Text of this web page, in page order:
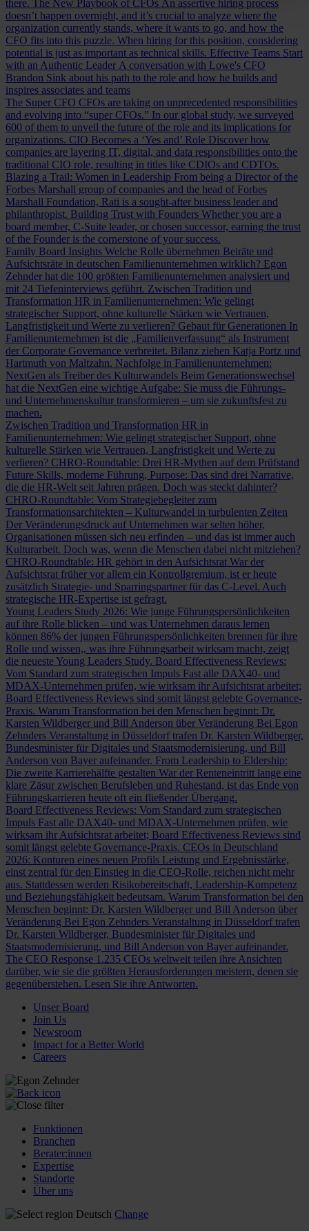
there. The New Playbook of CFOs An assertive hiring process
doesn’t happen overnight, and it’s crucial to analyze where the
organization currently stands, where it wants to go, and how the
CFO fits into this puzzle. When hiring for this position, considering
potential is just as important as technical skills. Effective Teams Start
with an Authentic Leader A conversation with Lowe's CFO
Brandon Sink about his path to the role and how he builds and
inspires associates and teams
The Super CFO CFOs are taking on unprecedented responsibilities
and evolving into “super CFOs.” In our global study, we surveyed
600 of them to unveil the future of the role and its implications for
organizations. CIO Becomes a ‘Yes and’ Role Discover how
companies are layering IT, digital, and data responsibilities onto the
traditional CIO role, resulting in titles like CDIOs and CDTOs.
Blazing a Trail: Women in Leadership From being a Director of the
Forbes Marshall group of companies and the head of Forbes
Marshall Foundation, Rati is a sought-after business leader and
philanthropist. Building Trust with Founders Whether you are a
board member, C-Suite leader, or chosen successor, earning the trust
of the Founder is the cornerstone of your success.
Family Board Insights Welche Rolle übernehmen Beiräte und
Aufsichtsräte in deutschen Familienunternehmen wirklich? Egon
Zehnder hat die 100 größten Familienunternehmen analysiert und
mit 24 Tiefeninterviews geführt. Zwischen Tradition und
Transformation HR in Familienunternehmen: Wie gelingt
strategischer Support, ohne kulturelle Stärken wie Vertrauen,
Langfristigkeit und Werte zu verlieren? Gebaut für Generationen In
Familienunternehmen ist die „Familienverfassung“ als Instrument
der Corporate Governance verbreitet. Bilanz ziehen Katja Portz und
Hartmuth von Maltzahn. Nachfolge in Familienunternehmen:
NextGen als Treiber des Kulturwandels Beim Generationswechsel
hat die NextGen eine wichtige Aufgabe: Sie muss die Führungs-
und Unternehmenskultur transformieren – um sie zukunftsfest zu
machen.
Zwischen Tradition und Transformation HR in
Familienunternehmen: Wie gelingt strategischer Support, ohne
kulturelle Stärken wie Vertrauen, Langfristigkeit und Werte zu
verlieren? CHRO-Roundtable: Drei HR-Mythen auf dem Prüfstand
Future Skills, moderne Führung, Purpose: Das sind drei Narrative,
die die HR-Welt seit Jahren prägen. Doch was steckt dahinter?
CHRO-Roundtable: Vom Strategiebegleiter zum
Transformationsarchitekten – Kulturwandel in turbulenten Zeiten
Der Veränderungsdruck auf Unternehmen war selten höher,
Organisationen müssen sich neu erfinden – und das ist immer auch
Kulturarbeit. Doch was, wenn die Menschen dabei nicht mitziehen?
CHRO-Roundtable: HR gehört in den Aufsichtsrat War der
Aufsichtsrat früher vor allem ein Kontrollgremium, ist er heute
zusätzlich Strategie- und Sparringspartner für das C-Level. Auch
strategische HR-Expertise ist gefragt.
Young Leaders Study 2026: Wie junge Führungspersönlichkeiten
auf ihre Rolle blicken – und was Unternehmen daraus lernen
können 86% der jungen Führungspersönlichkeiten brennen für ihre
Rolle und wissen,, was ihre Führungsarbeit wirksam macht, zeigt
die neueste Young Leaders Study. Board Effectiveness Reviews:
Vom Standard zum strategischen Impuls Fast alle DAX40- und
MDAX-Unternehmen prüfen, wie wirksam ihr Aufsichtsrat arbeitet;
Board Effectiveness Reviews sind somit längst gelebte Governance-
Praxis. Warum Transformation bei den Menschen beginnt: Dr.
Karsten Wildberger und Bill Anderson über Veränderung Bei Egon
Zehnders Veranstaltung in Düsseldorf trafen Dr. Karsten Wildberger,
Bundesminister für Digitales und Staatsmodernisierung, und Bill
Anderson von Bayer aufeinander. From Leadership to Eldership:
Die zweite Karrierehälfte gestalten War der Renteneintritt lange eine
klare Zäsur zwischen Berufsleben und Ruhestand, ist das Ende von
Führungskarrieren heute oft ein fließender Übergang.
Board Effectiveness Reviews: Vom Standard zum strategischen
Impuls Fast alle DAX40- und MDAX-Unternehmen prüfen, wie
wirksam ihr Aufsichtsrat arbeitet; Board Effectiveness Reviews sind
somit längst gelebte Governance-Praxis. CEOs in Deutschland
2026: Konturen eines neuen Profils Leistung und Ergebnisstärke,
einst zentral für den Einstieg in die CEO-Rolle, reichen nicht mehr
aus. Stattdessen werden Risikobereitschaft, Leadership-Kompetenz
und Beziehungsfähigkeit bedeutsam. Warum Transformation bei den
Menschen beginnt: Dr. Karsten Wildberger und Bill Anderson über
Veränderung Bei Egon Zehnders Veranstaltung in Düsseldorf trafen
Dr. Karsten Wildberger, Bundesminister für Digitales und
Staatsmodernisierung, und Bill Anderson von Bayer aufeinander.
The CEO Response 1.235 CEOs weltweit teilen ihre Ansichten
darüber, wie sie die größten Herausforderungen meistern, denen sie
gegenüberstehen. Lesen Sie ihre Antworten.
Unser Board
Join Us
Newsroom
Impact for a Better World
Careers
Funktionen
Branchen
Berater:innen
Expertise
Standorte
Über uns
Deutsch Change